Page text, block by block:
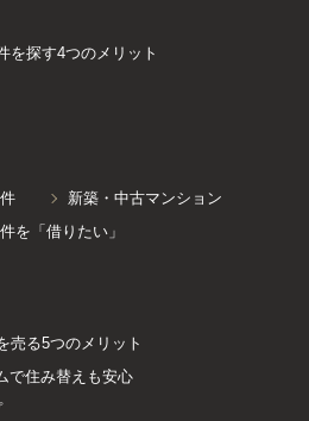
を探す4つのメリット
新築・中古マンション
を「借りたい」
売る5つのメリット
で住み替えも安心